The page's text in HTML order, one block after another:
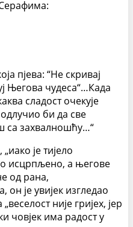
пјева: “Не скривај
Његова чудеса“…Када
сладост очекује
би да све
са захвалношћу…“
је тијело
исцрпљено, а његове
од рана,
је увијек изгледао
није гријех, јер
човјек има радост у